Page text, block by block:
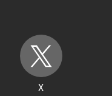
X